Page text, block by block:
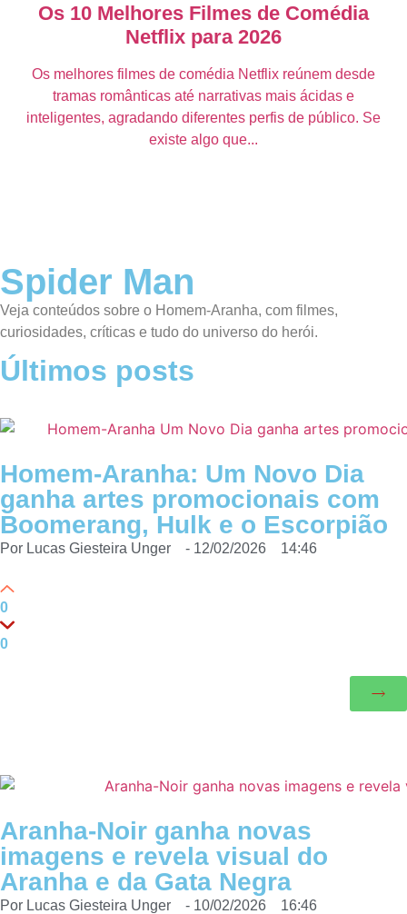
Os 10 Melhores Filmes de Comédia
Netflix para 2026
Os melhores filmes de comédia Netflix reúnem desde
tramas românticas até narrativas mais ácidas e
inteligentes, agradando diferentes perfis de público. Se
existe algo que...
Spider Man
Veja conteúdos sobre o Homem-Aranha, com filmes,
curiosidades, críticas e tudo do universo do herói.
Últimos posts
Homem-Aranha: Um Novo Dia
ganha artes promocionais com
Boomerang, Hulk e o Escorpião
Por Lucas Giesteira Unger - 12/02/2026 14:46
0
0
Aranha-Noir ganha novas
imagens e revela visual do
Aranha e da Gata Negra
Por Lucas Giesteira Unger - 10/02/2026 16:46